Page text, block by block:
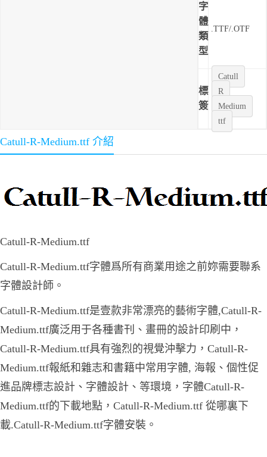
字
體
類
型
.TTF/.OTF
標
簽
Catull
R
Medium
ttf
Catull-R-Medium.ttf 介紹
Catull-R-Medium.ttf
Catull-R-Medium.ttf字體爲所有商業用途之前妳需要聯系
字體設計師。
Catull-R-Medium.ttf是壹款非常漂亮的藝術字體,Catull-R-
Medium.ttf廣泛用于各種書刊、畫冊的設計印刷中，
Catull-R-Medium.ttf具有強烈的視覺沖擊力，Catull-R-
Medium.ttf報紙和雜志和書籍中常用字體, 海報、個性促
進品牌標志設計、字體設計、等環境，字體Catull-R-
Medium.ttf的下載地點，Catull-R-Medium.ttf 從哪裏下
載.Catull-R-Medium.ttf字體安裝。